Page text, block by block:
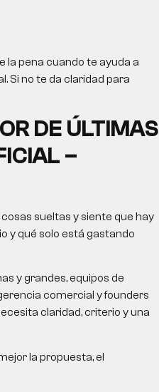
la pena cuando te ayuda a
Si no te da claridad para
DE ÚLTIMAS
–
sueltas y siente que hay
y qué solo está gastando
y grandes, equipos de
comercial y founders
claridad, criterio y una
la propuesta, el